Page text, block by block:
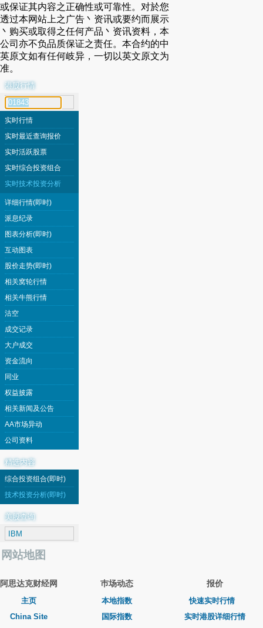
或保证其内容之正确性或可靠性。对於您
透过本网站上之广告丶资讯或要约而展示
丶购买或取得之任何产品丶资讯资料，本
公司亦不负品质保证之责任。本合约的中
英原文如有任何岐异，一切以英文原文为
准。
港股行情
代号搜寻
实时行情
实时最近查询报价
实时活跃股票
实时综合投资组合
实时技术投资分析
详细行情(即时)
派息纪录
图表分析(即时)
互动图表
股价走势(即时)
相关窝轮行情
相关牛熊行情
沽空
成交记录
大户成交
资金流向
同业
权益披露
相关新闻及公告
AA市场异动
公司资料
精选内容
综合投资组合(即时)
技术投资分析(即时)
美股查询
网站地图
阿思达克财经网
主页
China Site
巿场动态
本地指数
国际指数
报价
快速实时行情
实时港股详细行情